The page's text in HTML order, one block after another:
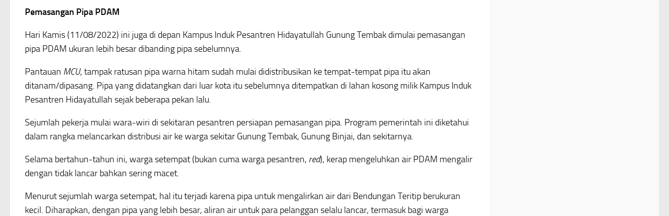
Pemasangan Pipa PDAM
Hari Kamis (11/08/2022) ini juga di depan Kampus Induk Pesantren Hidayatullah Gunung Tembak dimulai pemasangan
pipa PDAM ukuran lebih besar dibanding pipa sebelumnya.
Pantauan MCU, tampak ratusan pipa warna hitam sudah mulai didistribusikan ke tempat-tempat pipa itu akan
ditanam/dipasang. Pipa yang didatangkan dari luar kota itu sebelumnya ditempatkan di lahan kosong milik Kampus Induk
Pesantren Hidayatullah sejak beberapa pekan lalu.
Sejumlah pekerja mulai wara-wiri di sekitaran pesantren persiapan pemasangan pipa. Program pemerintah ini diketahui
dalam rangka melancarkan distribusi air ke warga sekitar Gunung Tembak, Gunung Binjai, dan sekitarnya.
Selama bertahun-tahun ini, warga setempat (bukan cuma warga pesantren, red), kerap mengeluhkan air PDAM mengalir
dengan tidak lancar bahkan sering macet.
Menurut sejumlah warga setempat, hal itu terjadi karena pipa untuk mengalirkan air dari Bendungan Teritip berukuran
kecil. Diharapkan, dengan pipa yang lebih besar, aliran air untuk para pelanggan selalu lancar, termasuk bagi warga